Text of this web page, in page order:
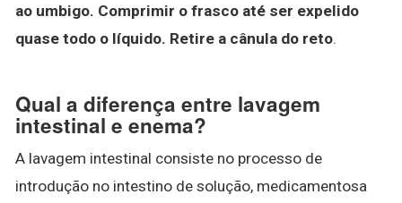
ao umbigo. Comprimir o frasco até ser expelido
quase todo o líquido. Retire a cânula do reto.
Qual a diferença entre lavagem
intestinal e enema?
A lavagem intestinal consiste no processo de
introdução no intestino de solução, medicamentosa